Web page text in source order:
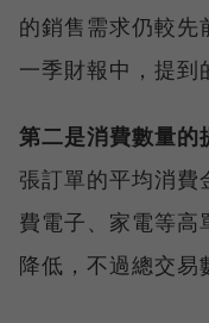
的銷售需求仍較
一季財報中，提到
第二是消費數量的
張訂單的平均消費
費電子、家電等高
降低，不過總交易